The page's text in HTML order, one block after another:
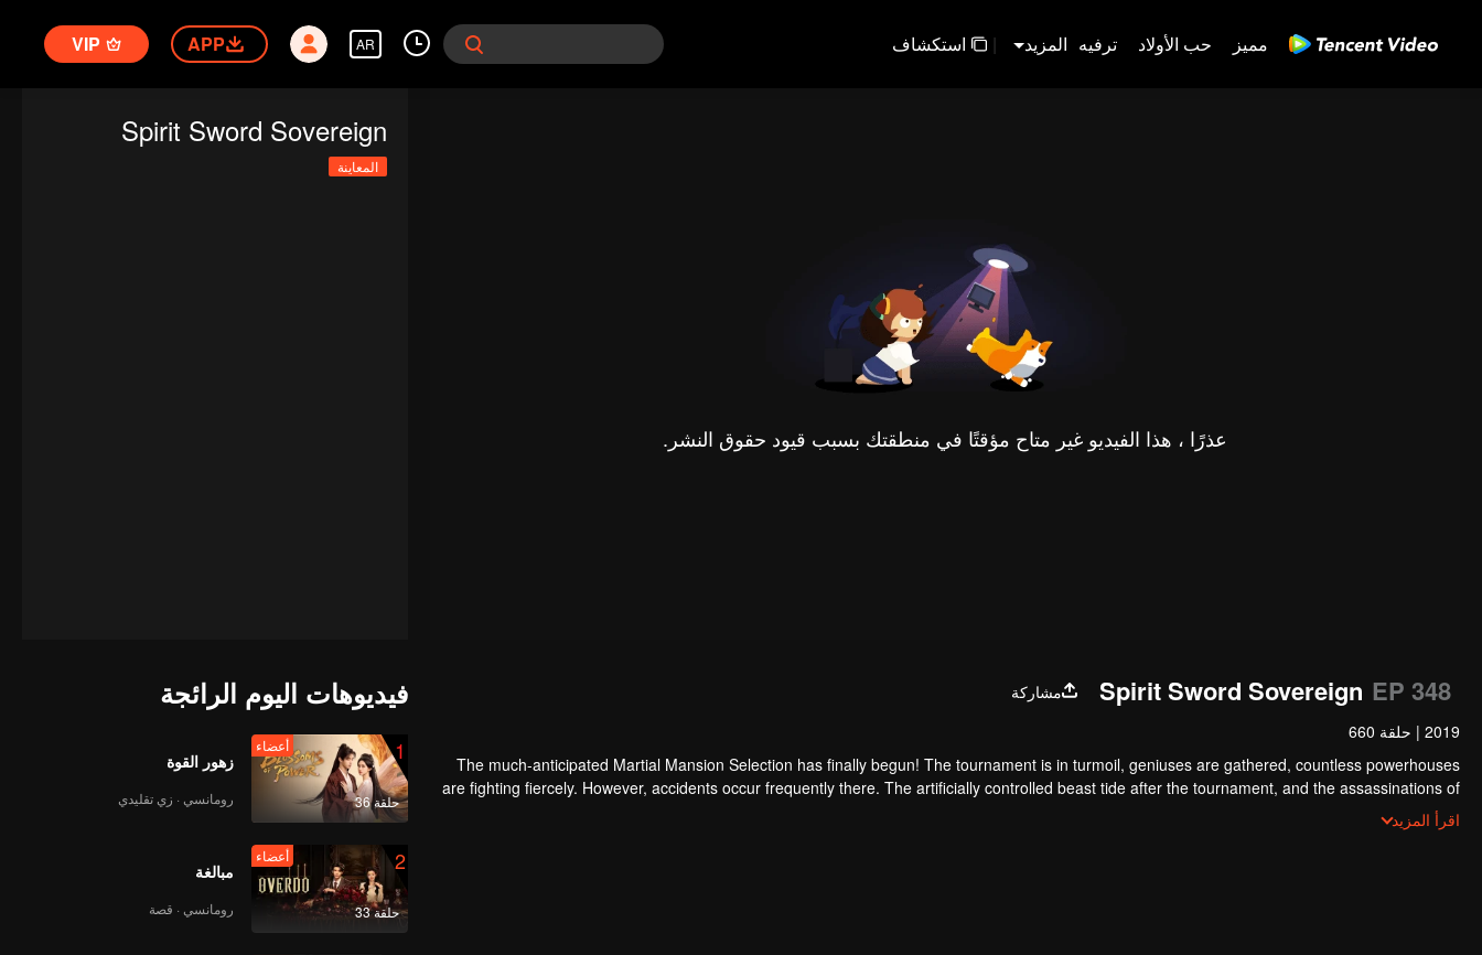
مميز حب الأولاد ترفيه المزيد | استكشاف AR
APP
VIP
عذرًا ، هذا الفيديو غير متاح مؤقتًا في منطقتك بسبب قيود حقوق النشر.
Spirit Sword Sovereign
المعاينة
Spirit Sword Sovereign EP 348
مشاركة
2019
| حلقة 660
The much-anticipated Martial Mansion Selection has finally begun! The tournament is in turmoil, geniuses are gathered, countless powerhouses
are fighting fiercely. However, accidents occur frequently there. The artificially controlled beast tide after the tournament, and the assassinations of
the strongest people that ensue, all reveal the mysterious and huge assassination sect, the Heavenly Evolution Sect. Let's see how Chu Xingyun is
able to cut through the thorns in this treacherous assassination and carry the world before one!
اقرأ المزيد
فيديوهات اليوم الرائجة
1
حلقة 36
أعضاء
زهور القوة
رومانسي · زي تقليدي
2
حلقة 33
أعضاء
مبالغة
رومانسي · قصة